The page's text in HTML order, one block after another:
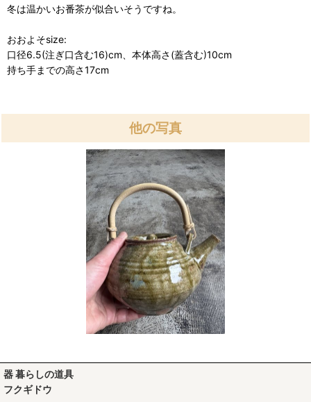
冬は温かいお番茶が似合いそうですね。
おおよそsize:
口径6.5(注ぎ口含む16)cm、本体高さ(蓋含む)10cm
持ち手までの高さ17cm
他の写真
器 暮らしの道具
フクギドウ